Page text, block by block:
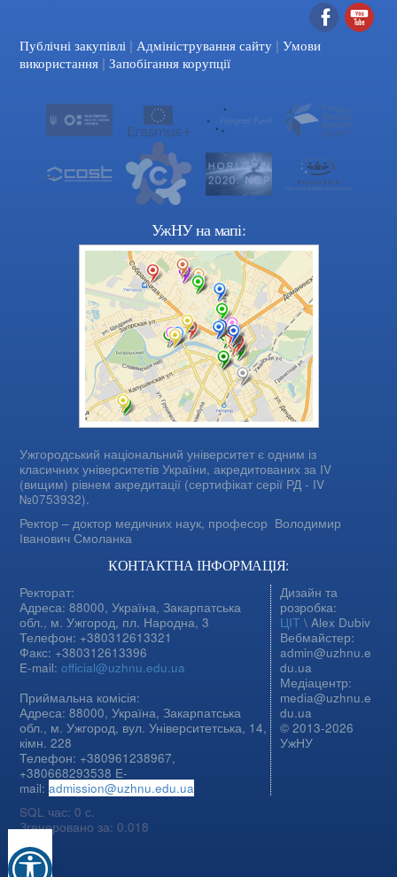
Facebook
Публічні закупівлі | Адміністрування сайту | Умови
використання | Запобігання корупції
УжНУ на мапі:
Ужгородський національний університет є одним із
класичних університетів України, акредитованих за IV
(вищим) рівнем акредитації (сертифікат серії РД - IV
№0753932).
Ректор – доктор медичних наук, професор Володимир
Іванович Смоланка
КОНТАКТНА ІНФОРМАЦІЯ:
Ректорат:
Адреса: 88000, Україна, Закарпатська
обл., м. Ужгород, пл. Народна, 3
Телефон: +380312613321
Факс: +380312613396
E-mail:official@uzhnu.edu.ua
Приймальна комісія:
Адреса: 88000, Україна, Закарпатська
обл., м. Ужгород, вул. Університетська, 14,
кімн. 228
Телефон: +380961238967,
+380668293538 E-
mail:admission@uzhnu.edu.ua
Дизайн та
розробка:
ЦІТ \ Alex Dubiv
Вебмайстер:
admin@uzhnu.e
du.ua
Медіацентр:
media@uzhnu.e
du.ua
© 2013-2026
УжНУ
SQL час: 0 с.
Згенеровано за: 0.018